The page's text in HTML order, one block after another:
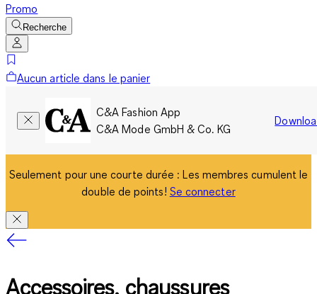
Promo
Recherche
Aucun article dans le panier
C&A Fashion App
C&A Mode GmbH & Co. KG
Seulement pour une courte durée : Les membres cumulent le
double de points! Se connecter
Accessoires, chaussures